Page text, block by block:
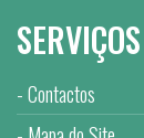
Contactos